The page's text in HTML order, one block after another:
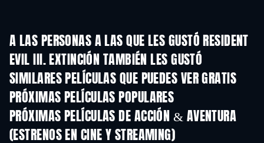
A LAS PERSONAS A LAS QUE LES GUSTÓ RESIDENT
EVIL III. EXTINCIÓN TAMBIÉN LES GUSTÓ
SIMILARES PELÍCULAS QUE PUEDES VER GRATIS
PRÓXIMAS PELÍCULAS POPULARES
PRÓXIMAS PELÍCULAS DE ACCIÓN & AVENTURA
(ESTRENOS EN CINE Y STREAMING)